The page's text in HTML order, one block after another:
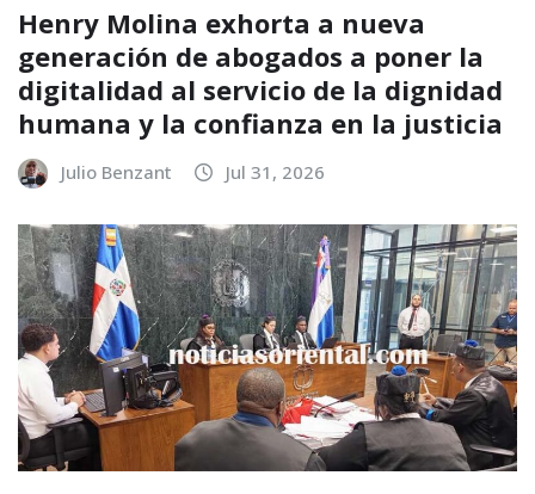
Henry Molina exhorta a nueva
generación de abogados a poner la
digitalidad al servicio de la dignidad
humana y la confianza en la justicia
Julio Benzant Jul 31, 2026